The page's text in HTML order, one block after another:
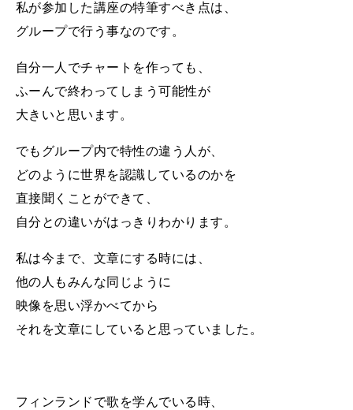
私が参加した講座の特筆すべき点は、
グループで行う事なのです。
自分一人でチャートを作っても、
ふーんで終わってしまう可能性が
大きいと思います。
でもグループ内で特性の違う人が、
どのように世界を認識しているのかを
直接聞くことができて、
自分との違いがはっきりわかります。
私は今まで、文章にする時には、
他の人もみんな同じように
映像を思い浮かべてから
それを文章にしていると思っていました。
フィンランドで歌を学んでいる時、